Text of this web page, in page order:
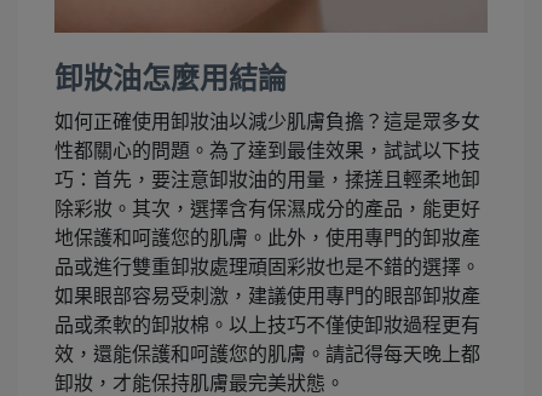
卸妝油怎麼用結論
如何正確使用卸妝油以減少肌膚負擔？這是眾多女
性都關心的問題。為了達到最佳效果，試試以下技
巧：首先，要注意卸妝油的用量，揉搓且輕柔地卸
除彩妝。其次，選擇含有保濕成分的產品，能更好
地保護和呵護您的肌膚。此外，使用專門的卸妝產
品或進行雙重卸妝處理頑固彩妝也是不錯的選擇。
如果眼部容易受刺激，建議使用專門的眼部卸妝產
品或柔軟的卸妝棉。以上技巧不僅使卸妝過程更有
效，還能保護和呵護您的肌膚。請記得每天晚上都
卸妝，才能保持肌膚最完美狀態。